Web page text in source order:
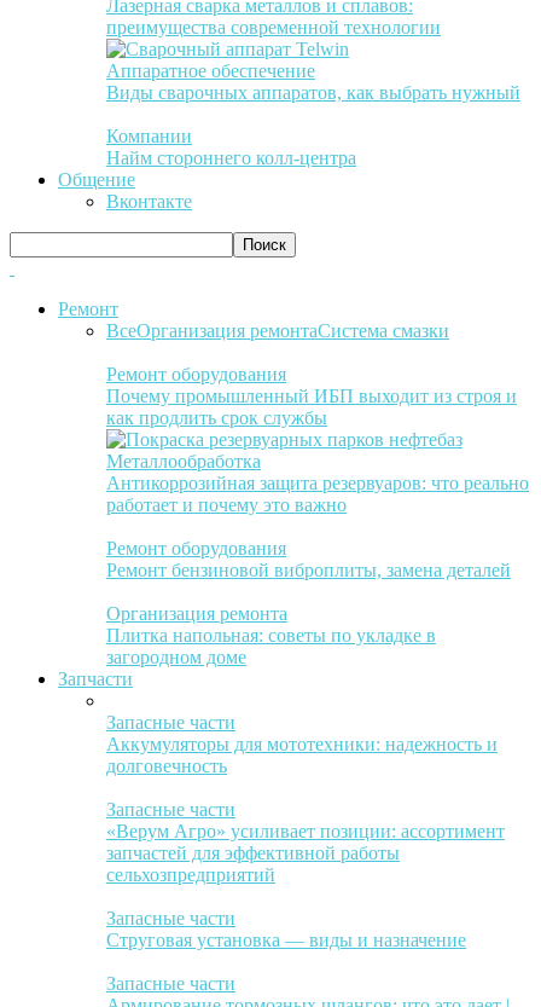
Лазерная сварка металлов и сплавов:
преимущества современной технологии
Аппаратное обеспечение
Виды сварочных аппаратов, как выбрать нужный
Компании
Найм стороннего колл-центра
Общение
Вконтакте
Ремонт
ВсеОрганизация ремонтаСистема смазки
Ремонт оборудования
Почему промышленный ИБП выходит из строя и
как продлить срок службы
Металлообработка
Антикоррозийная защита резервуаров: что реально
работает и почему это важно
Ремонт оборудования
Ремонт бензиновой виброплиты, замена деталей
Организация ремонта
Плитка напольная: советы по укладке в
загородном доме
Запчасти
Запасные части
Аккумуляторы для мототехники: надежность и
долговечность
Запасные части
«Верум Агро» усиливает позиции: ассортимент
запчастей для эффективной работы
сельхозпредприятий
Запасные части
Струговая установка — виды и назначение
Запасные части